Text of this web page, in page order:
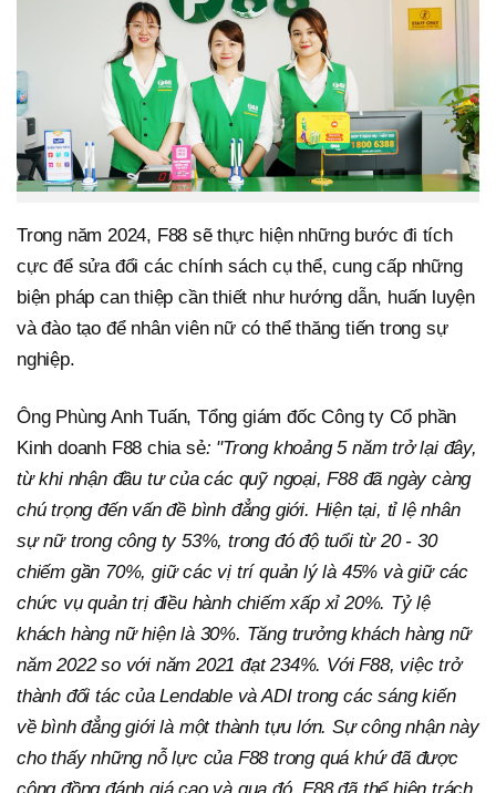
Trong năm 2024, F88 sẽ thực hiện những bước đi tích
cực để sửa đổi các chính sách cụ thể, cung cấp những
biện pháp can thiệp cần thiết như hướng dẫn, huấn luyện
và đào tạo để nhân viên nữ có thể thăng tiến trong sự
nghiệp.
Ông Phùng Anh Tuấn, Tổng giám đốc Công ty Cổ phần
Kinh doanh F88 chia sẻ: "Trong khoảng 5 năm trở lại đây,
từ khi nhận đầu tư của các quỹ ngoại, F88 đã ngày càng
chú trọng đến vấn đề bình đẳng giới. Hiện tại, tỉ lệ nhân
sự nữ trong công ty 53%, trong đó độ tuổi từ 20 - 30
chiếm gần 70%, giữ các vị trí quản lý là 45% và giữ các
chức vụ quản trị điều hành chiếm xấp xỉ 20%. Tỷ lệ
khách hàng nữ hiện là 30%. Tăng trưởng khách hàng nữ
năm 2022 so với năm 2021 đạt 234%. Với F88, việc trở
thành đối tác của Lendable và ADI trong các sáng kiến
về bình đẳng giới là một thành tựu lớn. Sự công nhận này
cho thấy những nỗ lực của F88 trong quá khứ đã được